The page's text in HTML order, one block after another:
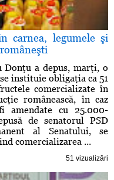
carnea, legumele şi
Donţu a depus, marţi, o
instituie obligaţia ca 51
comercializate în
românească, în caz
amendate cu 25.000-
de senatorul PSD
al Senatului, se
comercializarea ...
51 vizualizări